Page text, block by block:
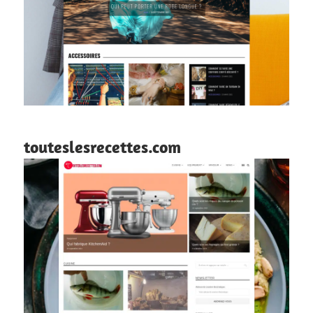
touteslesrecettes.com